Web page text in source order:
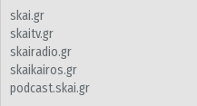
skai.gr
skaitv.gr
skairadio.gr
skaikairos.gr
podcast.skai.gr